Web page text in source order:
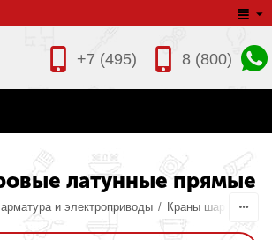
8 (800)
+7 (495)
латунные прямые
и электроприводы / Краны шаровые